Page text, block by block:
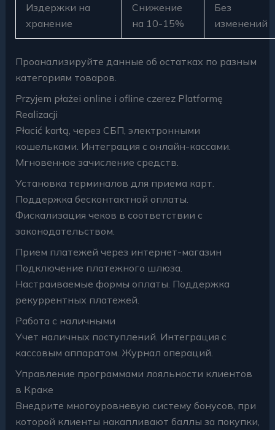
Издержки на
хранение
Снижение
на 10-15%
Без
изменений
Проанализируйте данные об остатках по разным
категориям товаров.
Przyjem płażei online i ofline czerez Platformę
Realizacji
Płacić kartą, через СБП, электронными
кошельками. Интеграция с онлайн-кассами.
Мгновенное зачисление средств.
Установка терминалов для приема карт.
Поддержка бесконтактной оплаты.
Фискализация чеков в соответствии с
законодательством.
Прием платежей через интернет-магазин
Подключение платежного шлюза.
Настраиваемые формы оплаты. Поддержка
рекуррентных платежей.
Работа с наличными
Учет наличных поступлений. Интеграция с
кассовым аппаратом. Журнал операций.
Управление программами лояльности клиентов
в Краке
Внедрите многоуровневую систему бонусов, при
которой клиенты накапливают баллы за покупки,